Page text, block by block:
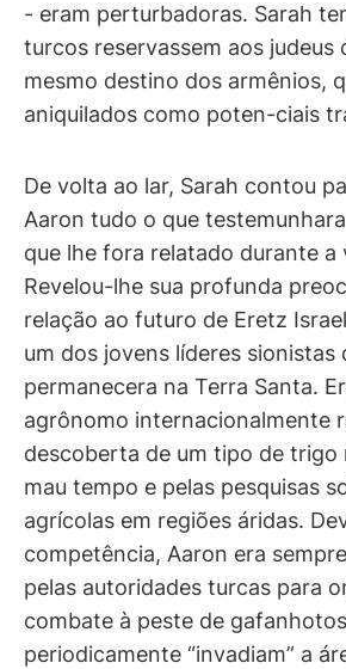
- eram perturbadoras. Sarah
turcos reservassem aos judeus
mesmo destino dos armênios,
aniquilados como poten-ciais
De volta ao lar, Sarah contou
Aaron tudo o que
que lhe fora relatado durante a
Revelou-lhe sua profunda
relação ao futuro de Eretz
um dos jovens líderes sionistas
permanecera na Terra Santa.
agrônomo internacionalmente
descoberta de um tipo de trigo
mau tempo e pelas pesquisas
agrícolas em regiões áridas.
competência, Aaron era
pelas autoridades turcas para
combate à peste de
periodicamente “invadiam” a